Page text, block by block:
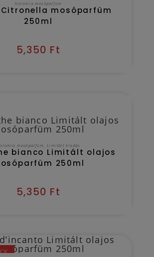
Horomia mosóparfüm
mosóparfüm
250ml
5,350 Ft
KOSÁRBA TESZEM
mosóparfüm,Limitált kiadás
bianco Limitált olajos
250ml
5,350 Ft